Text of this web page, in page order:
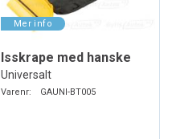
Isskrape med hanske
Universalt
Varenr: GAUNI-BT005